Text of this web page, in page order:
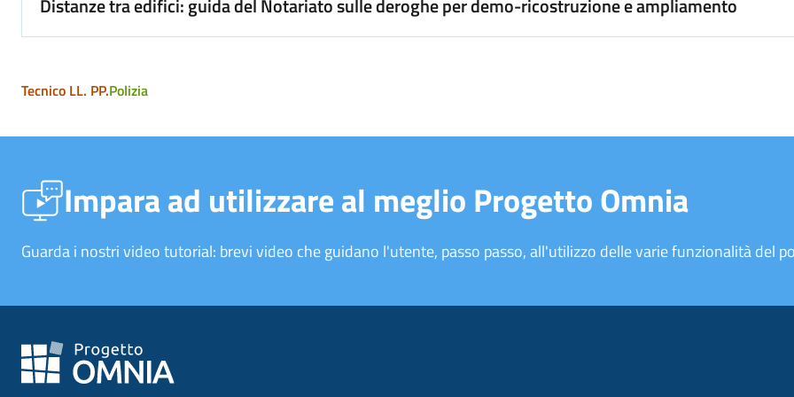
Distanze tra edifici: guida del Notariato sulle deroghe per demo-ricostruzione e ampliamento
Tecnico LL. PP.Polizia
Impara ad utilizzare al meglio Progetto Omnia
Guarda i nostri video tutorial: brevi video che guidano l'utente, passo passo, all'utilizzo delle varie funzionalità del